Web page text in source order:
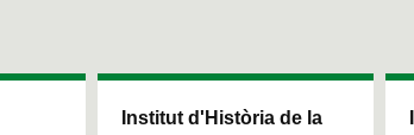
Institut d'Història de la